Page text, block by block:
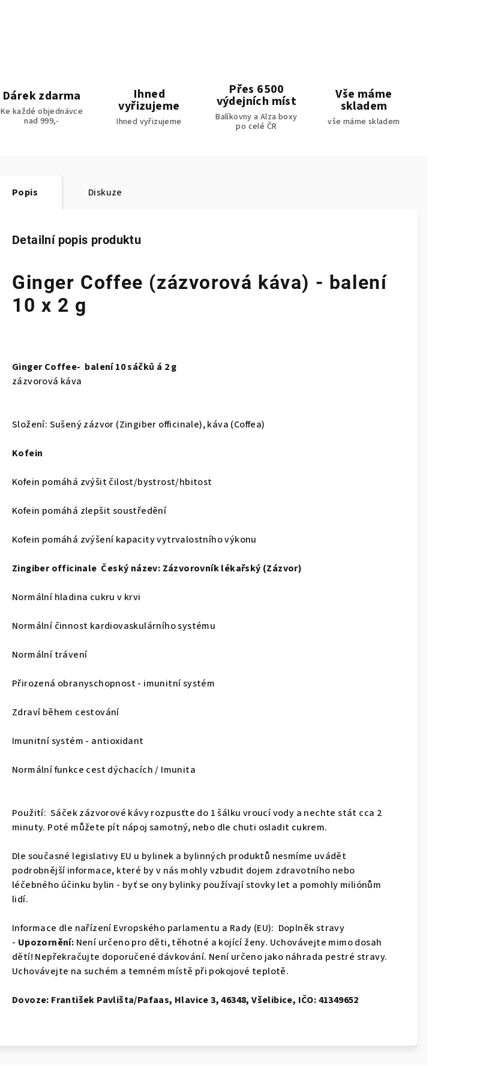
Dárek zdarma
Ke každé objednávce
nad 999,-
Ihned
vyřizujeme
Ihned vyřizujeme
Přes 6500
výdejních míst
Balíkovny a Alza boxy
po celé ČR
Vše máme
skladem
vše máme skladem
Popis Diskuze
Detailní popis produktu
Ginger Coffee (zázvorová káva) - balení
10 x 2 g
Ginger Coffee- balení 10 sáčků á 2 g
zázvorová káva
Složení: Sušený zázvor (Zingiber officinale), káva (Coffea)
Kofein
Kofein pomáhá zvýšit čilost/bystrost/hbitost
Kofein pomáhá zlepšit soustředění
Kofein pomáhá zvýšení kapacity vytrvalostního výkonu
Zingiber officinale Český název: Zázvorovník lékařský (Zázvor)
Normální hladina cukru v krvi
Normální činnost kardiovaskulárního systému
Normální trávení
Přirozená obranyschopnost - imunitní systém
Zdraví během cestování
Imunitní systém - antioxidant
Normální funkce cest dýchacích / Imunita
Použití: Sáček zázvorové kávy rozpusťte do 1 šálku vroucí vody a nechte stát cca 2
minuty. Poté můžete pít nápoj samotný, nebo dle chuti osladit cukrem.
Dle současné legislativy EU u bylinek a bylinných produktů nesmíme uvádět
podrobnější informace, které by v nás mohly vzbudit dojem zdravotního nebo
léčebného účinku bylin - byť se ony bylinky používají stovky let a pomohly miliónům
lidí.
Informace dle nařízení Evropského parlamentu a Rady (EU): Doplněk stravy
- Upozornění: Není určeno pro děti, těhotné a kojící ženy. Uchovávejte mimo dosah
dětí! Nepřekračujte doporučené dávkování. Není určeno jako náhrada pestré stravy.
Uchovávejte na suchém a temném místě při pokojové teplotě.
Dovoze: František Pavlišta/Pafaas, Hlavice 3, 46348, Všelibice, IČO: 41349652